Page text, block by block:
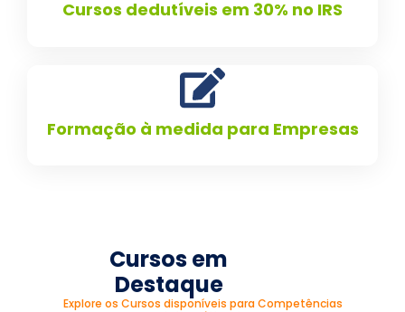
Cursos dedutíveis em 30% no IRS
Formação à medida para Empresas
Cursos em
Destaque
Explore os Cursos disponíveis para Competências